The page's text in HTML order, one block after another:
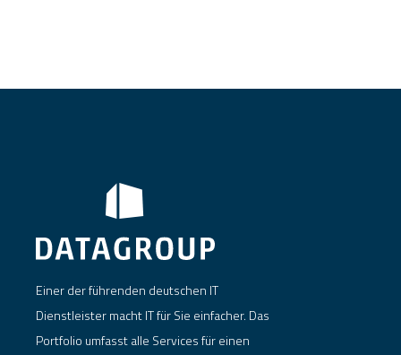
Einer der führenden deutschen IT
Dienstleister macht IT für Sie einfacher. Das
Portfolio umfasst alle Services für einen